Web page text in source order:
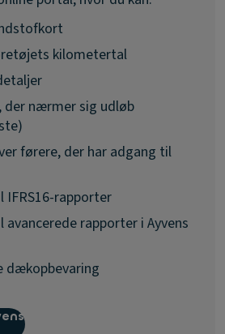
kilometertal
der nærmer sig udløb
førere, der har adgang til
IFRS16-rapporter
avancerede rapporter i Ayvens
dækopbevaring